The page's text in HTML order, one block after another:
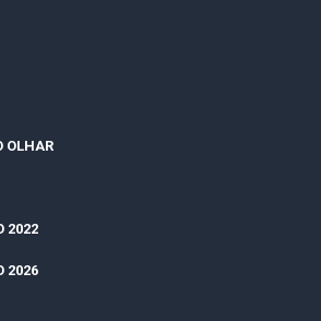
OLHAR
2022
2026